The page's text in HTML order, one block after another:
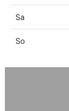
Sa
So